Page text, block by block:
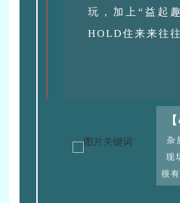
玩，加上“益起
HOLD住来来往
杂
现
很